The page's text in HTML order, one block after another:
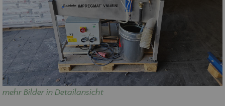
mehr Bilder in Detailansicht